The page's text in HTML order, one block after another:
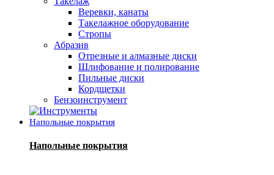
Веревки, канаты
Такелажное оборудование
Стропы
Абразив
Отрезные и алмазные диски
Шлифование и полирование
Пильные диски
Кордщетки
Бензоинструмент
Напольные покрытия
Напольные покрытия